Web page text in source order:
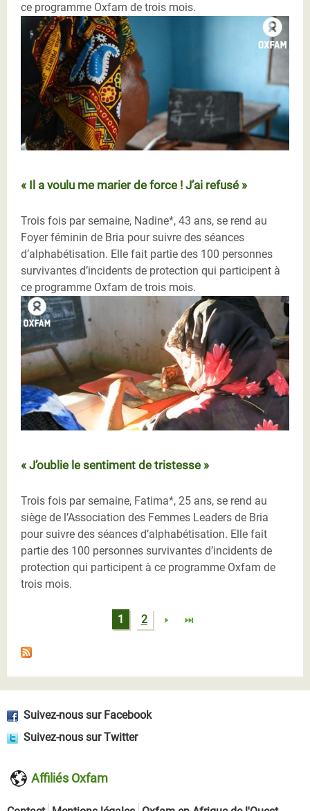
ce programme Oxfam de trois mois.
« Il a voulu me marier de force ! J’ai refusé »
Trois fois par semaine, Nadine*, 43 ans, se rend au
Foyer féminin de Bria pour suivre des séances
d’alphabétisation. Elle fait partie des 100 personnes
survivantes d’incidents de protection qui participent à
ce programme Oxfam de trois mois.
« J’oublie le sentiment de tristesse »
Trois fois par semaine, Fatima*, 25 ans, se rend au
siège de l’Association des Femmes Leaders de Bria
pour suivre des séances d’alphabétisation. Elle fait
partie des 100 personnes survivantes d’incidents de
protection qui participent à ce programme Oxfam de
trois mois.
1 2
Suivez-nous sur Facebook
Suivez-nous sur Twitter
Affiliés Oxfam